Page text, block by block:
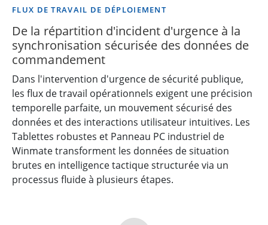
FLUX DE TRAVAIL DE DÉPLOIEMENT
De la répartition d'incident d'urgence à la
synchronisation sécurisée des données de
commandement
Dans l'intervention d'urgence de sécurité publique,
les flux de travail opérationnels exigent une précision
temporelle parfaite, un mouvement sécurisé des
données et des interactions utilisateur intuitives. Les
Tablettes robustes et Panneau PC industriel de
Winmate transforment les données de situation
brutes en intelligence tactique structurée via un
processus fluide à plusieurs étapes.